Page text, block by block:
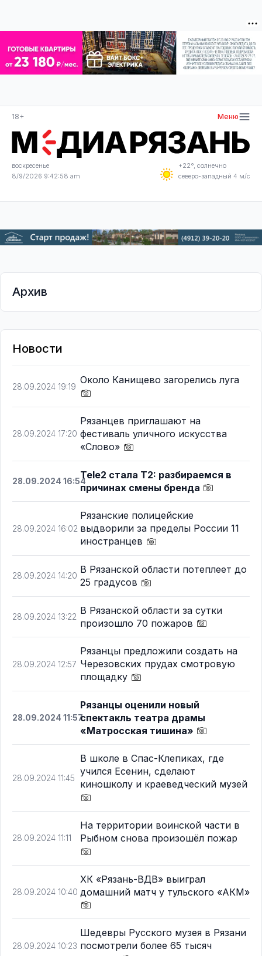
18+ Меню
воскресенье
8/9/2026 9:42:59 am
+22°, солнечно
северо-западный 4 м/с
Архив
Новости
28.09.2024 19:19
Около Канищево загорелись луга
28.09.2024 17:20
Рязанцев приглашают на
фестиваль уличного искусства
«Слово»
28.09.2024 16:54
Tele2 стала T2: разбираемся в
причинах смены бренда
28.09.2024 16:02
Рязанские полицейские
выдворили за пределы России 11
иностранцев
28.09.2024 14:20
В Рязанской области потеплеет до
25 градусов
28.09.2024 13:22
В Рязанской области за сутки
произошло 70 пожаров
28.09.2024 12:57
Рязанцы предложили создать на
Черезовских прудах смотровую
площадку
28.09.2024 11:57
Рязанцы оценили новый
спектакль театра драмы
«Матросская тишина»
28.09.2024 11:45
В школе в Спас-Клепиках, где
учился Есенин, сделают
киношколу и краеведческий музей
28.09.2024 11:11
На территории воинской части в
Рыбном снова произошёл пожар
28.09.2024 10:40
ХК «Рязань-ВДВ» выиграл
домашний матч у тульского «АКМ»
28.09.2024 10:23
Шедевры Русского музея в Рязани
посмотрели более 65 тысяч